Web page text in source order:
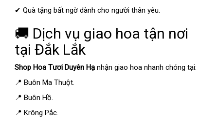
✔ Quà tặng bất ngờ dành cho người thân yêu.
🚚 Dịch vụ giao hoa tận nơi
tại Đắk Lắk
Shop Hoa Tươi Duyên Hạ nhận giao hoa nhanh chóng tại:
📍 Buôn Ma Thuột.
📍 Buôn Hồ.
📍 Krông Pắc.